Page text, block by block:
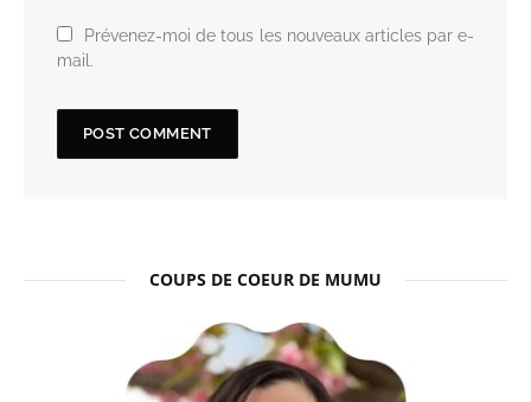
Prévenez-moi de tous les nouveaux articles par e-
mail.
COUPS DE COEUR DE MUMU